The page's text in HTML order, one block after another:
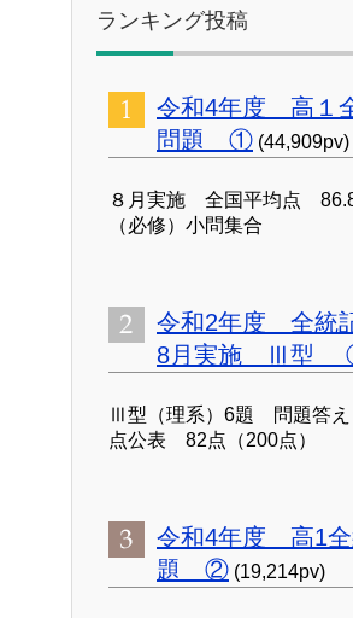
ランキング投稿
令和4年度 高１
問題 ① (44,909pv)
８月実施 全国平均点
（必修）小問集合
令和2年度 全統
8月実施 Ⅲ型
Ⅲ型（理系）6題 問題答
点公表 82点（200点）
令和4年度 高1全
題 ② (19,214pv)